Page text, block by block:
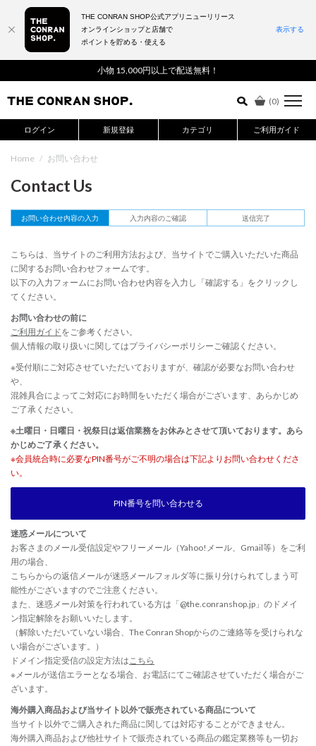
小物 15,000円以上で配送無料！
(0)
ログイン 新規登録 カテゴリ ご利用ガイド
詳細検索はこちら
Home / お問い合わせ
Contact Us
お問い合わせ内容の入力 入力内容のご確認 送信完了
こちらは、当サイトのご利用方法および、当サイトでご購入いただいた商品
に関するお問い合わせフォームです。
以下の入力フォームにお問い合わせ内容を入力し「確認する」をクリックし
てください。
お問い合わせの前に
ご利用ガイドをご参考ください。
個人情報の取り扱いに関してはプライバシーポリシーご確認ください。
※受付順にご対応させていただいておりますが、確認が必要なお問い合わせ
や、
混雑具合によってご対応にお時間をいただく場合がございます、あらかじめ
ご了承ください。
※土曜日・日曜日・祝祭日は返信業務をお休みとさせて頂いております。あら
かじめご了承ください。
※会員統合時に必要なPIN番号がご不明の場合は下記よりお問い合わせくださ
い。
PIN番号を問い合わせる
迷惑メールについて
お客さまのメール受信設定やフリーメール（Yahoo!メール、Gmail等）をご利
用の場合、
こちらからの返信メールが迷惑メールフォルダ等に振り分けられてしまう可
能性がございますのでご注意ください。
また、迷惑メール対策を行われている方は「@the.conranshop.jp」のドメイ
ン指定解除をお願いいたします。
（解除いただいていない場合、The Conran Shopからのご連絡等を受けられな
い場合がございます。）
ドメイン指定受信の設定方法はこちら
※メールが送信エラーとなる場合、お電話にてご確認させていただく場合がご
ざいます。
海外購入商品および当サイト以外で販売されている商品について
当サイト以外でご購入された商品に関しては対応することができません。
海外購入商品および他社サイトで販売されている商品の鑑定業務等も一切お
THE CONRAN SHOP公式アプリニューリリース
オンラインショップと店舗で
ポイントを貯める・使える
表示する